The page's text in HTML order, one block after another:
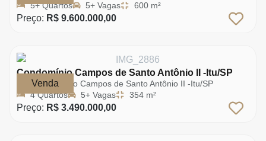
5+ Quartos
5+ Vagas 600 m²
Preço: R$ 9.600.000,00
Venda
Condomínio Campos de Santo Antônio II -Itu/SP
Condomínio Campos de Santo Antônio II -Itu/SP
4 Quartos
5+ Vagas 354 m²
Preço: R$ 3.490.000,00